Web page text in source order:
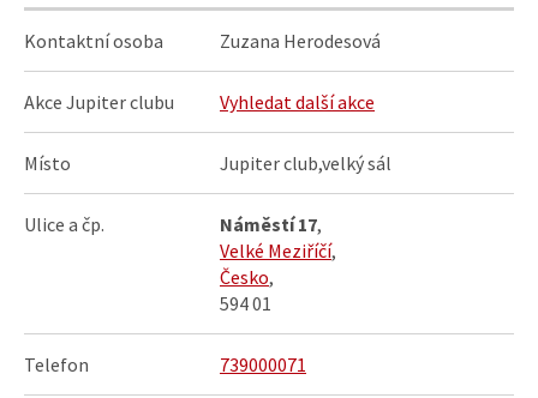
Kontaktní osoba Zuzana Herodesová
Akce Jupiter clubu Vyhledat další akce
Místo Jupiter club,velký sál
Ulice a čp. Náměstí 17,
Velké Meziříčí,
Česko,
594 01
Telefon 739000071